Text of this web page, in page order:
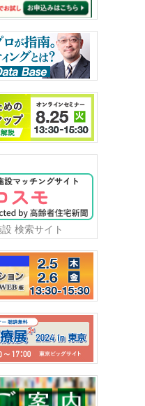
検索サイト